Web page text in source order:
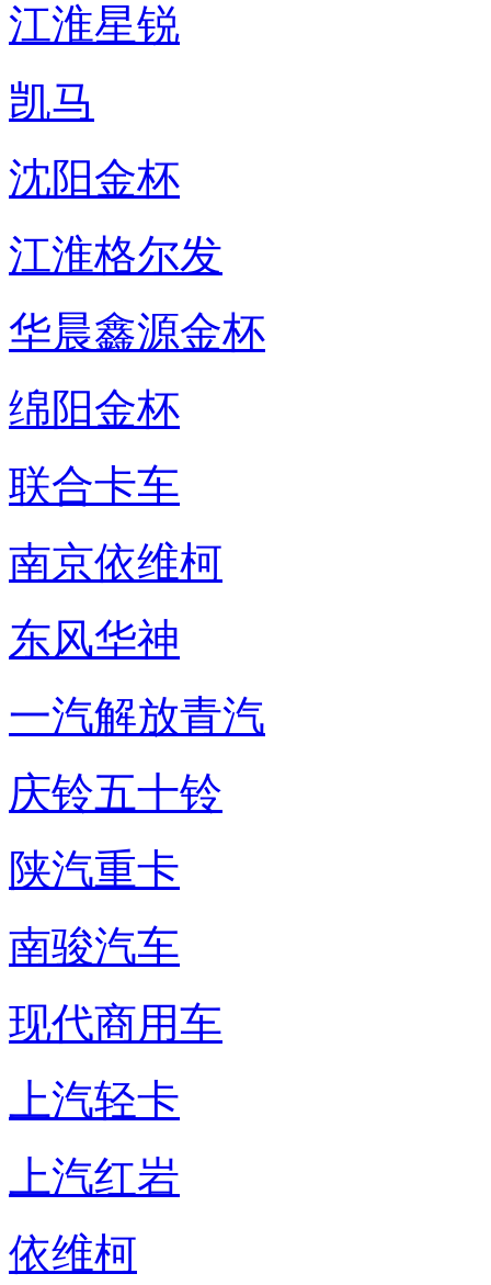
江淮星锐
凯马
沈阳金杯
江淮格尔发
华晨鑫源金杯
绵阳金杯
联合卡车
南京依维柯
东风华神
一汽解放青汽
庆铃五十铃
陕汽重卡
南骏汽车
现代商用车
上汽轻卡
上汽红岩
依维柯